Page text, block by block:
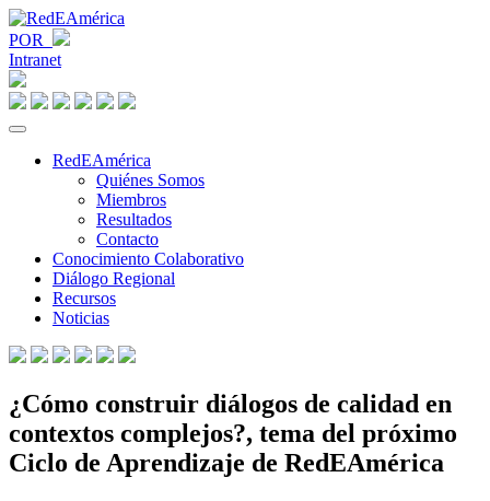
POR
Intranet
RedEAmérica
Quiénes Somos
Miembros
Resultados
Contacto
Conocimiento Colaborativo
Diálogo Regional
Recursos
Noticias
¿Cómo construir diálogos de calidad en
contextos complejos?, tema del próximo
Ciclo de Aprendizaje de RedEAmérica